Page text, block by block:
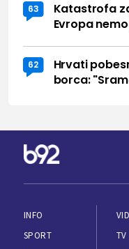
63
Katastrofa
Evropa
62
Hrvati
borca:
INFO
SPORT
TV